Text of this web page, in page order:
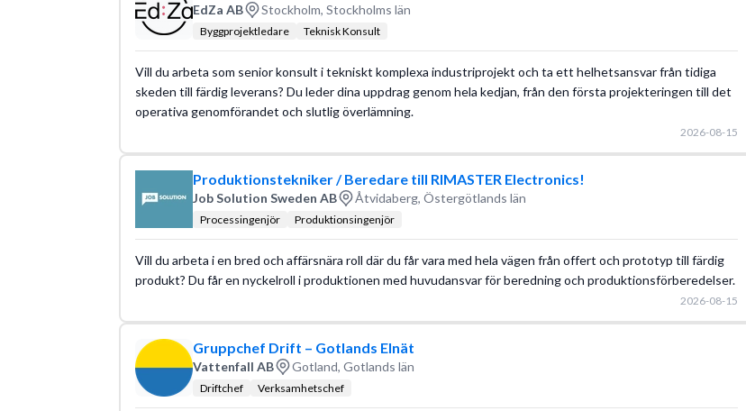
EdZa AB Stockholm, Stockholms län
Byggprojektledare Teknisk Konsult
Vill du arbeta som senior konsult i tekniskt komplexa industriprojekt och ta ett helhetsansvar från tidiga
skeden till färdig leverans? Du leder dina uppdrag genom hela kedjan, från den första projekteringen till det
operativa genomförandet och slutlig överlämning.
2026-08-15
Produktionstekniker / Beredare till RIMASTER Electronics!
Job Solution Sweden AB Åtvidaberg, Östergötlands län
Processingenjör Produktionsingenjör
Vill du arbeta i en bred och affärsnära roll där du får vara med hela vägen från offert och prototyp till färdig
produkt? Du får en nyckelroll i produktionen med huvudansvar för beredning och produktionsförberedelser.
2026-08-15
Gruppchef Drift – Gotlands Elnät
Vattenfall AB Gotland, Gotlands län
Driftchef Verksamhetschef